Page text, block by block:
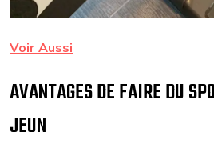
Voir Aussi
AVANTAGES DE FAIRE DU
JEUN